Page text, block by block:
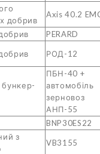
добрив
Axis 40.2
PERARD
РОД-12
ПБН-40 +
автомобіль
зерновоз
АНП-55
BNP30ES22
з
VB3155